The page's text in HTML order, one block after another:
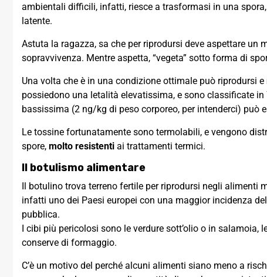
ambientali difficili, infatti, riesce a trasformasi in una
latente.
Astuta la ragazza, sa che per riprodursi deve aspettare un
sopravvivenza. Mentre aspetta, “vegeta” sotto forma di
Una volta che è in una condizione ottimale può riprodursi
possiedono una letalità elevatissima, e sono classificate
bassissima (2 ng/kg di peso corporeo, per intenderci) può
Le tossine fortunatamente sono termolabili, e vengono
spore, molto resistenti ai trattamenti termici.
Il botulismo alimentare
Il botulino trova terreno fertile per riprodursi negli alimenti
infatti uno dei Paesi europei con una maggior incidenza
pubblica.
I cibi più pericolosi sono le verdure sott’olio o in salamoia,
conserve di formaggio.
C’è un motivo del perché alcuni alimenti siano meno a